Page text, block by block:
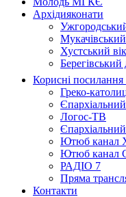
Архідияконати
Хустський
Берегівський
Корисні посилання
Греко-
Логос-ТВ
Ютюб канал
Ютюб канал
РАДІО 7
Пряма
Контакти